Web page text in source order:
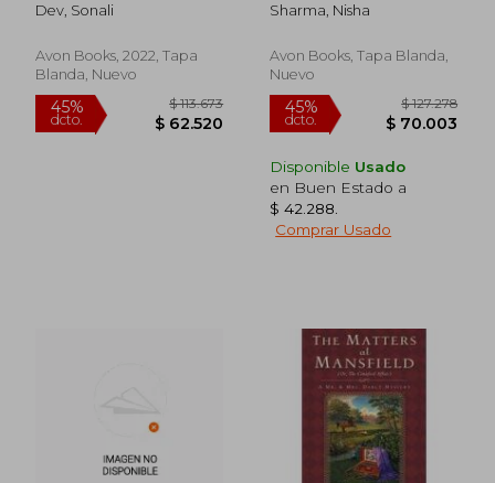
45%
dcto.
Dev, Sonali
Avon Books, 2022, Tapa
Blanda, Nuevo
Sharma, Nisha
Avon Books, Tapa Blanda,
Nuevo
Disponible Usado
en Buen Estado a
$ 42.288
Comprar Usado